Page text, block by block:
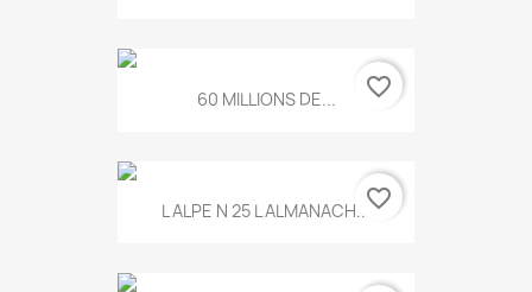
60 MILLIONS DE... favorite_border
L ALPE N 25 L ALMANACH...favorite_border